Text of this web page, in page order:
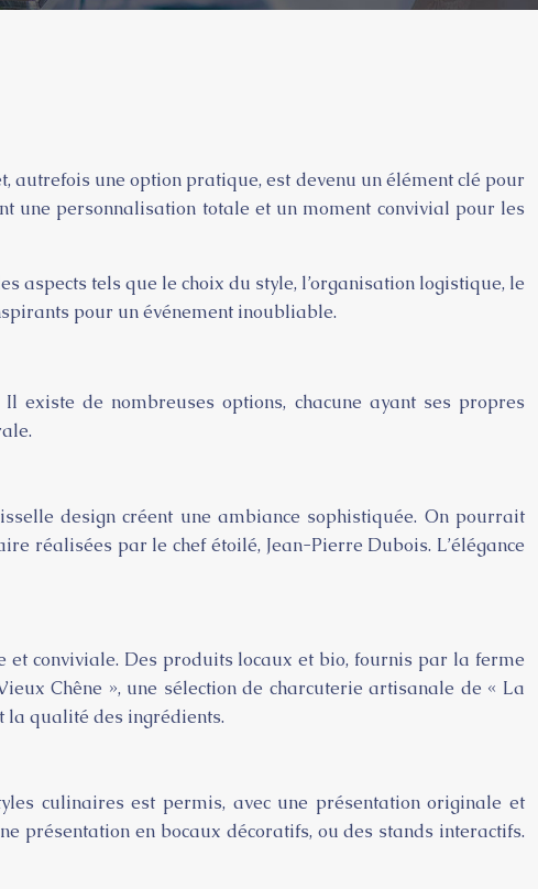
autrefois une option pratique, est devenu un élément clé pour
une personnalisation totale et un moment convivial pour les
aspects tels que le choix du style, l’organisation logistique, le
pour un événement inoubliable.
de nombreuses options, chacune ayant ses propres
design créent une ambiance sophistiquée. On pourrait
réalisées par le chef étoilé, Jean-Pierre Dubois. L’élégance
et conviviale. Des produits locaux et bio, fournis par la ferme
Chêne », une sélection de charcuterie artisanale de « La
la qualité des ingrédients.
culinaires est permis, avec une présentation originale et
présentation en bocaux décoratifs, ou des stands interactifs.